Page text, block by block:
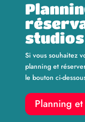
studios
Si vous souhaitez
planning et
le bouton ci-
Planning